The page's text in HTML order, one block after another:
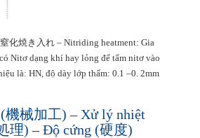
化焼き入れ – Nitriding heatment: Gia
Nitơ dạng khí hay lỏng để tẩm nitơ vào
là: HN, độ dày lớp thấm: 0.1 –0. 2mm
機械加工) – Xử lý nhiệt
理) – Độ cứng (硬度)